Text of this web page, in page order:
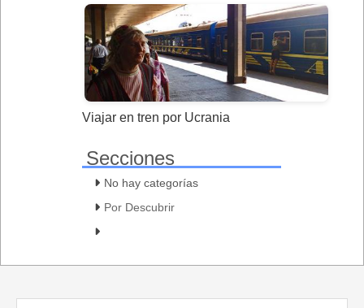
Viajar en tren por Ucrania
Secciones
No hay categorías
Por Descubrir